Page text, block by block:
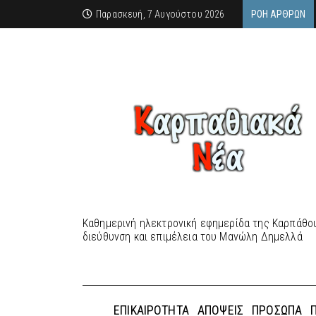
Παρασκευή, 7 Αυγούστου 2026 ΡΟΉ ΆΡΘΡΩΝ
Καθημερινή ηλεκτρονική εφημερίδα της
διεύθυνση και επιμέλεια του Μανώλη Δημελλά
ΕΠΙΚΑΙΡΌΤΗΤΑ ΑΠΌΨΕΙΣ ΠΡΌΣΩΠΑ